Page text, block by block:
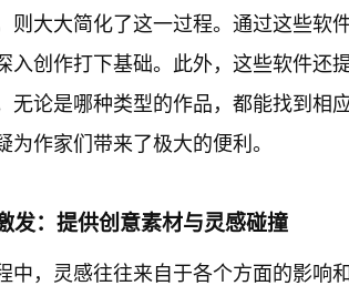
则大大简化了这一过程。通过这些软
入创作打下基础。此外，这些软件还
无论是哪种类型的作品，都能找到相
为作家们带来了极大的便利。
发：提供创意素材与灵感碰撞
中，灵感往往来自于各个方面的影响